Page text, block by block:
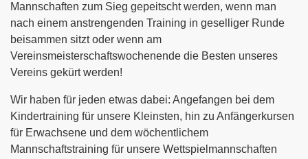
Mannschaften zum Sieg gepeitscht werden, wenn man
nach einem anstrengenden Training in geselliger Runde
beisammen sitzt oder wenn am
Vereinsmeisterschaftswochenende die Besten unseres
Vereins gekürt werden!
Wir haben für jeden etwas dabei: Angefangen bei dem
Kindertraining für unsere Kleinsten, hin zu Anfängerkursen
für Erwachsene und dem wöchentlichem
Mannschaftstraining für unsere Wettspielmannschaften